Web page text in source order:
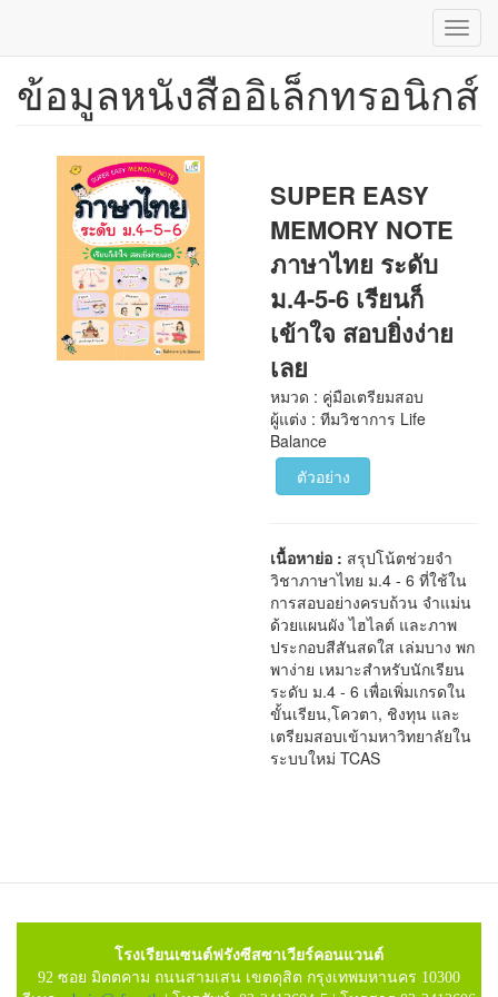
ข้าม
ข้อมูลหนังสืออิเล็กทรอนิกส์
SUPER EASY
MEMORY NOTE
ภาษาไทย ระดับ
ม.4-5-6 เรียนก็
เข้าใจ สอบยิ่งง่าย
เลย
หมวด : คู่มือเตรียมสอบ
ผู้แต่ง : ทีมวิชาการ Life
Balance
ตัวอย่าง
เนื้อหาย่อ : สรุปโน้ตช่วยจำ
วิชาภาษาไทย ม.4 - 6 ที่ใช้ใน
การสอบอย่างครบถ้วน จำแม่น
ด้วยแผนผัง ไฮไลต์ และภาพ
ประกอบสีสันสดใส เล่มบาง พก
พาง่าย เหมาะสำหรับนักเรียน
ระดับ ม.4 - 6 เพื่อเพิ่มเกรดใน
ขั้นเรียน,โควตา, ชิงทุน และ
เตรียมสอบเข้ามหาวิทยาลัยใน
ระบบใหม่ TCAS
โรงเรียนเซนต์ฟรังซีสซาเวียร์คอนแวนต์
92 ซอย มิตตคาม ถนนสามเสน เขตดุสิต กรุงเทพมหานคร 10300